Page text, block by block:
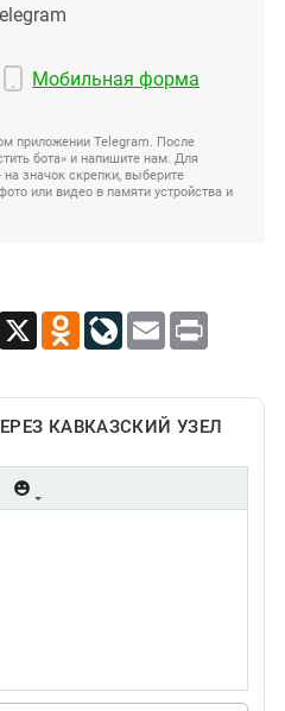
Мобильная форма
приложении Telegram. После
бота» и напишите нам. Для
значок скрепки, выберите
или видео в памяти устройства и
X Odnoklassniki
LiveJournal
Email Print
КАВКАЗСКИЙ УЗЕЛ